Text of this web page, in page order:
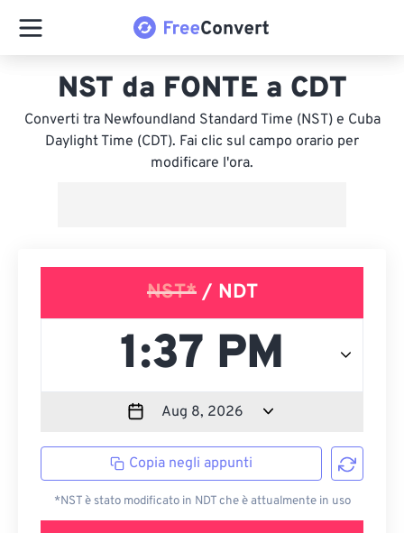
NST da FONTE a CDT
Converti tra Newfoundland Standard Time (NST) e Cuba
Daylight Time (CDT). Fai clic sul campo orario per
modificare l'ora.
NST*/ NDT
Copia negli appunti
*NST è stato modificato in NDT che è attualmente in uso